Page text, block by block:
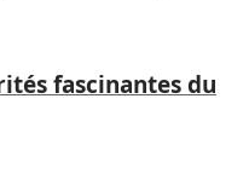
fascinantes du